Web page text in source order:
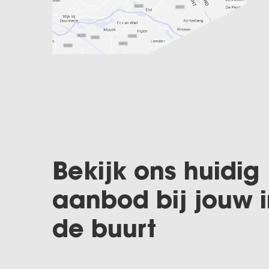
Bekijk ons huidig
aanbod bij jouw
de buurt